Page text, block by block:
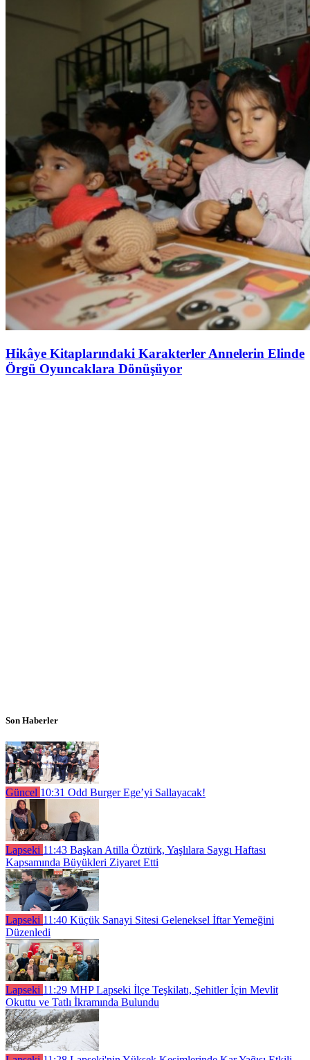
Hikâye Kitaplarındaki Karakterler Annelerin Elinde
Örgü Oyuncaklara Dönüşüyor
Son Haberler
Güncel 10:31 Odd Burger Ege’yi Sallayacak!
Lapseki 11:43 Başkan Atilla Öztürk, Yaşlılara Saygı Haftası
Kapsamında Büyükleri Ziyaret Etti
Lapseki 11:40 Küçük Sanayi Sitesi Geleneksel İftar Yemeğini
Düzenledi
Lapseki 11:29 MHP Lapseki İlçe Teşkilatı, Şehitler İçin Mevlit
Okuttu ve Tatlı İkramında Bulundu